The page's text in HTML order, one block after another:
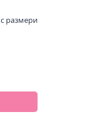
размери
от естествен велур